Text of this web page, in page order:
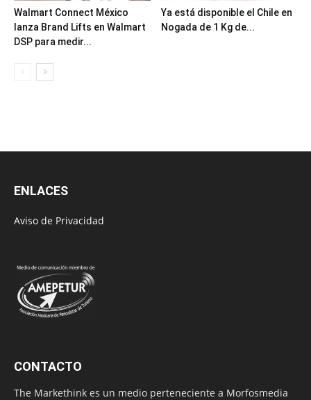
Walmart Connect México
lanza Brand Lifts en Walmart
DSP para medir...
Ya está disponible el Chile en
Nogada de 1 Kg de...
ENLACES
Aviso de Privacidad
CONTACTO
The Markethink es un medio perteneciente a Morfosmedia